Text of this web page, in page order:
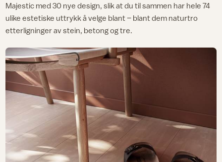
Majestic med 30 nye design, slik at du til sammen har hele 74
ulike estetiske uttrykk å velge blant – blant dem naturtro
etterligninger av stein, betong og tre.